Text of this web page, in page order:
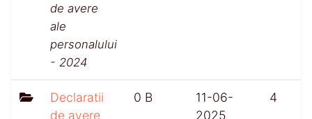
de avere
ale
personalului
- 2024
Declaratii
de avere
0 B
11-06-
2025
4